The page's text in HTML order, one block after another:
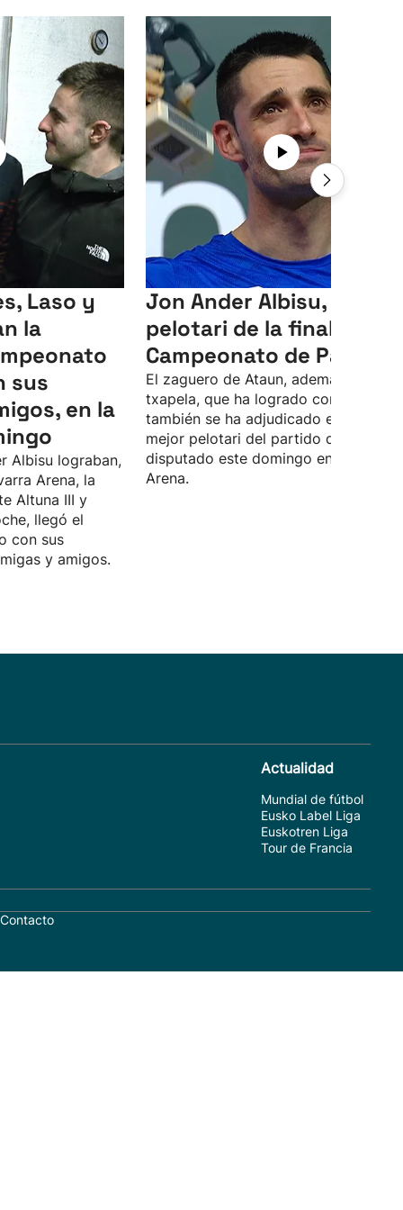
Laso y
la
sus
en la
Albisu lograban,
Arena, la
Altuna III y
llegó el
con sus
y amigos.
Jon Ander Albisu, mejor
pelotari de la final del
Campeonato de Parejas
El zaguero de Ataun, además de la
txapela, que ha logrado con Unai
también se ha adjudicado el premio
mejor pelotari del partido definitivo,
disputado este domingo en el
Arena.
Actualidad
Mundial de fútbol
Eusko Label Liga
Euskotren Liga
Tour de Francia
Contacto